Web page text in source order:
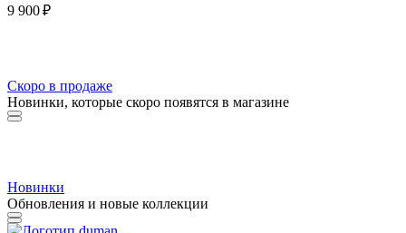
9 900 ₽
Скоро в продаже
Новинки, которые скоро появятся в магазине
Новинки
Обновления и новые коллекции